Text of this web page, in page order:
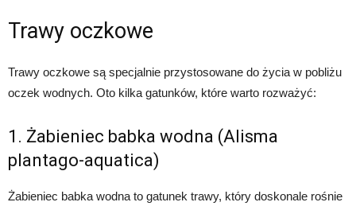
Trawy oczkowe
Trawy oczkowe są specjalnie przystosowane do życia w pobliżu
oczek wodnych. Oto kilka gatunków, które warto rozważyć:
1. Żabieniec babka wodna (Alisma
plantago-aquatica)
Żabieniec babka wodna to gatunek trawy, który doskonale rośnie